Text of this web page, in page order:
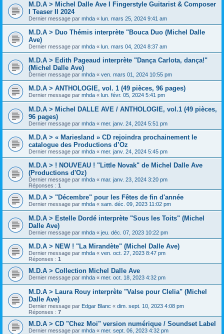
M.D.A > Michel Dalle Ave I Fingerstyle Guitarist & Composer
I Teaser II 2024
Dernier message par mhda « lun. mars 25, 2024 9:41 am
M.D.A > Duo Thémis interprète "Bouca Duo (Michel Dalle
Ave)
Dernier message par mhda « lun. mars 04, 2024 8:37 am
M.D.A > Edith Pageaud interprète "Dança Carlota, dança!"
(Michel Dalle Ave)
Dernier message par mhda « ven. mars 01, 2024 10:55 pm
M.D.A > ANTHOLOGIE, vol. 1 (49 pièces, 96 pages)
Dernier message par mhda « lun. févr. 05, 2024 5:41 pm
M.D.A > Michel DALLE AVE / ANTHOLOGIE, vol.1 (49 pièces,
96 pages)
Dernier message par mhda « mer. janv. 24, 2024 5:51 pm
M.D.A > « Mariesland » CD rejoindra prochainement le
catalogue des Productions d’Oz
Dernier message par mhda « mer. janv. 24, 2024 5:45 pm
M.D.A > ! NOUVEAU ! "Little Novak" de Michel Dalle Ave
(Productions d'Oz)
Dernier message par mhda « mar. janv. 23, 2024 3:20 pm
Réponses : 1
M.D.A > "Décembre" pour les Fêtes de fin d'année
Dernier message par mhda « sam. déc. 09, 2023 11:02 pm
M.D.A > Estelle Dordé interprète "Sous les Toits" (Michel
Dalle Ave)
Dernier message par mhda « jeu. déc. 07, 2023 10:22 pm
M.D.A > NEW ! "La Mirandète" (Michel Dalle Ave)
Dernier message par mhda « ven. oct. 27, 2023 8:47 pm
Réponses : 1
M.D.A > Collection Michel Dalle Ave
Dernier message par mhda « mer. oct. 18, 2023 4:32 pm
M.D.A > Laura Rouy interprète "Valse pour Clelia" (Michel
Dalle Ave)
Dernier message par Edgar Blanc « dim. sept. 10, 2023 4:08 pm
Réponses : 7
M.D.A > CD "Chez Moi" version numérique / Soundset Label
Dernier message par mhda « mer. sept. 06, 2023 4:32 pm